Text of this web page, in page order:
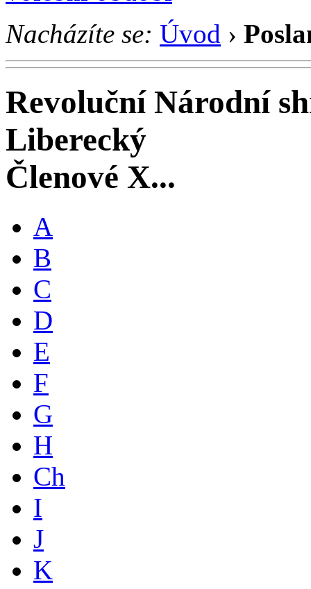
Nacházíte se: Úvod ›
Revoluční Národní
Liberecký
Členové X...
A
B
C
D
E
F
G
H
Ch
I
J
K